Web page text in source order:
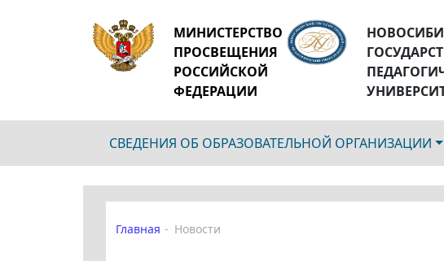
МИНИСТЕРСТВО
ПРОСВЕЩЕНИЯ
РОССИЙСКОЙ
ФЕДЕРАЦИИ
СВЕДЕНИЯ ОБ ОБРАЗОВАТЕЛЬНОЙ ОРГАНИЗАЦИИ
Главная Новости